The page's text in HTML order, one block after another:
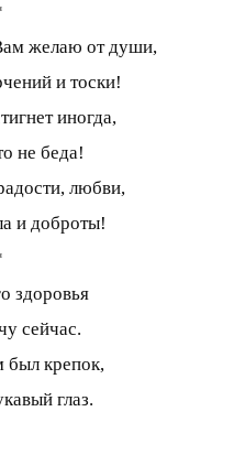
желаю от души,
и тоски!
иногда,
не беда!
любви,
и доброты!
здоровья
сейчас.
был крепок,
глаз.